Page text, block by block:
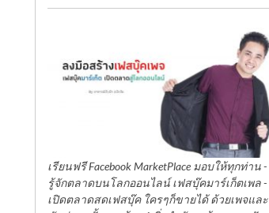
เรียนฟรี Facebook MarketPlace มอบให้ทุกท่าน -
รู้จักตลาดบนโลกออนไลน์ เฟสบุ๊คมาร์เก็ตเพล -
เปิดตลาดสดเฟสบุ๊ค ใครๆก็ขายได้ ด้วยเพจและ